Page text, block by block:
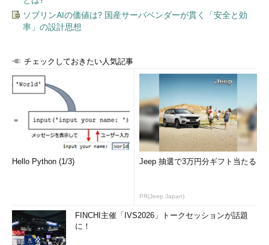
ソブリンAIの価値は? 国産サーバベンダーが貫く「安全と効
率」の設計思想
チェックしておきたい人気記事
Hello Python (1/3) Jeep 抽選で3万円分ギフト当たる
PR(Jeep Japan)
FINCHI主催「IVS2026」トークセッションが話題
に！